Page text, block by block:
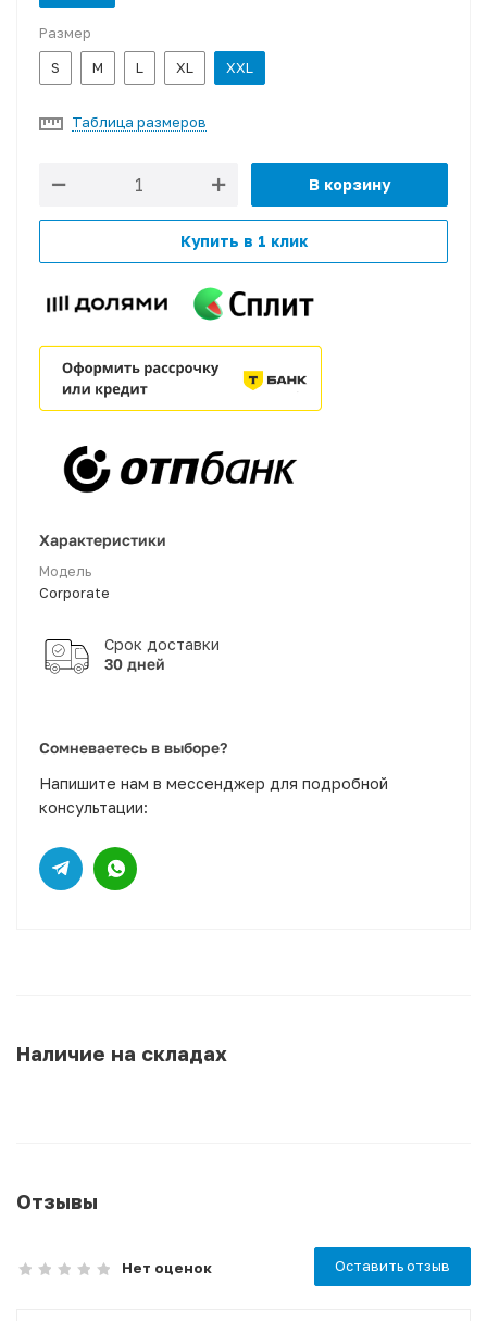
Размер
S
M L XL XXL
Таблица размеров
В корзину
Купить в 1 клик
Характеристики
30 дней
Модель
Corporate
Сомневаетесь в выборе?
Напишите нам в мессенджер для подробной
консультации:
Наличие на складах
Отзывы
Нет оценок Оставить отзыв